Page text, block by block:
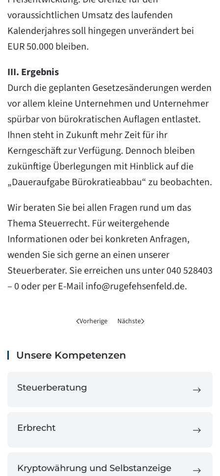
voraussichtlichen Umsatz des laufenden
Kalenderjahres soll hingegen unverändert bei
EUR 50.000 bleiben.
III. Ergebnis
Durch die geplanten Gesetzesänderungen werden
vor allem kleine Unternehmen und Unternehmer
spürbar von bürokratischen Auflagen entlastet.
Ihnen steht in Zukunft mehr Zeit für ihr
Kerngeschäft zur Verfügung. Dennoch bleiben
zukünftige Überlegungen mit Hinblick auf die
„Daueraufgabe Bürokratieabbau“ zu beobachten.
Wir beraten Sie bei allen Fragen rund um das
Thema Steuerrecht. Für weitergehende
Informationen oder bei konkreten Anfragen,
wenden Sie sich gerne an einen unserer
Steuerberater. Sie erreichen uns unter 040 528403
– 0 oder per E-Mailinfo@rugefehsenfeld.de.
Vorherige Nächste
Unsere Kompetenzen
Steuerberatung
Erbrecht
Kryptowährung und Selbstanzeige